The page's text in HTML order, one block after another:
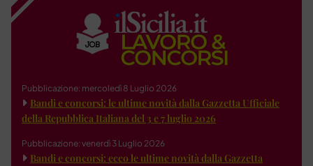
Pubblicazione: mercoledì 8 Luglio 2026
Bandi e concorsi: le ultime novità dalla Gazzetta Ufficiale
della Repubblica Italiana del 3 e 7 luglio 2026
Pubblicazione: venerdì 3 Luglio 2026
Bandi e concorsi: ecco le ultime novità dalla Gazzetta